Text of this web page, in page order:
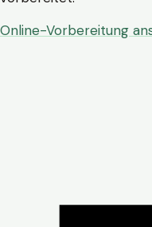
Online-Vorbereitung